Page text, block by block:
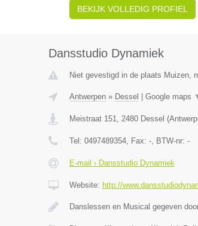
BEKIJK VOLLEDIG PROFIEL
Dansstudio Dynamiek
Niet gevestigd in de plaats Muizen,
Antwerpen» Dessel Google maps
Meistraat 151, 2480 Dessel (
Tel: 0497489354, Fax: -, BTW-nr: -
E-mail › Dansstudio Dynamiek
Website: http://
Danslessen en Musical gegeven